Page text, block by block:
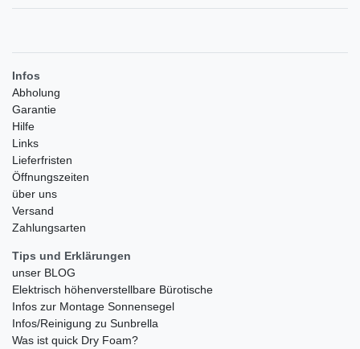
Infos
Abholung
Garantie
Hilfe
Links
Lieferfristen
Öffnungszeiten
über uns
Versand
Zahlungsarten
Tips und Erklärungen
unser BLOG
Elektrisch höhenverstellbare Bürotische
Infos zur Montage Sonnensegel
Infos/Reinigung zu Sunbrella
Was ist quick Dry Foam?